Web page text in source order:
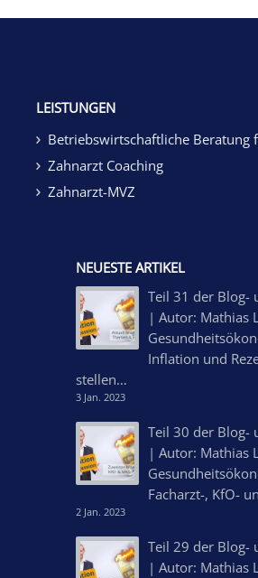
LEISTUNGEN
Betriebswirtschaftliche Beratung
Zahnarzt Coaching
Zahnarzt-MVZ
NEUESTE ARTIKEL
Teil 31 der Blog-
| Autor: Mathias
Inflation und
stellen…
3 Jan. 2023
Teil 30 der Blog-
| Autor: Mathias
Facharzt-, KfO-
2 Jan. 2023
Teil 29 der Blog-
| Autor: Mathias